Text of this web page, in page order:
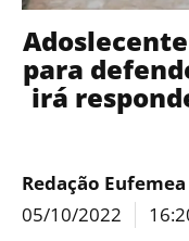
para
irá
Redação Eufemea
05/10/2022